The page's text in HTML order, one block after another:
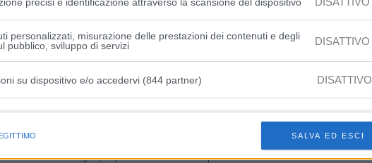
personalizzati, misurazione delle prestazioni dei contenuti e degli
pubblico, sviluppo di servizi
DISATTIVO
su dispositivo e/o accedervi (844 partner) DISATTIVO
speciali
SALVA ED ESCI
prioritario in questa fase di ripresa economica
– aggiunge il presidente dell’AVI – che mette a
la circolazione idraulica all’interno delle valli
e a mantenere livelli di salinità ottimali. Quindi si
garantire il funzionamento dei canali di collegamento
Emilia Romagna, esprime soddisfazione per la